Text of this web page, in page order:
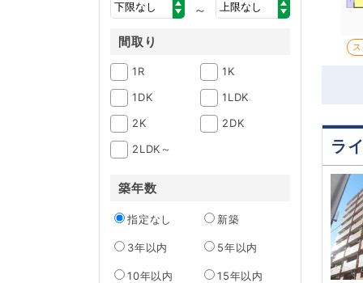
～
間取り
1R
1K
1DK
1LDK
2K
2DK
2LDK～
築年数
指定なし 新築
3年以内 5年以内
10年以内 15年以内
ラ